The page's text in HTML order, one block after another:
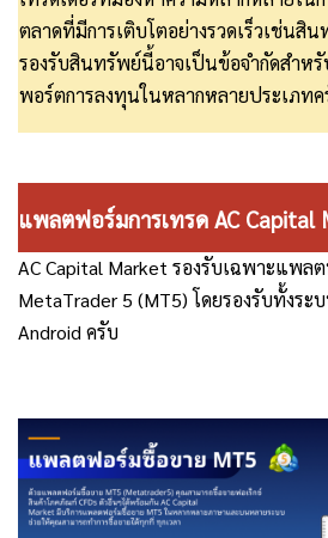
ตลาดที่มีการเติบโตอย่างรวดเร็วเช่นสิ
รองรับสินทรัพย์นี้อาจเป็นข้อจำกัดสำหรั
พอร์ตการลงทุนในหลากหลายประเภทค
แพลตฟอร์มการเทรด AC Capital
AC Capital Market รองรับเฉพาะแพล
MetaTrader 5 (MT5) โดยรองรับทั้งระ
Android ครับ